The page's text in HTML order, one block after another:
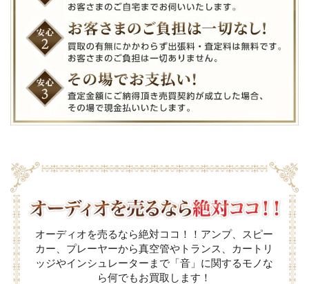
オーディオを売るなら絶対ココ！！アンプ、スピー
カー、プレーヤーから真空管やトランス、カートリ
ッジやインシュレーターまで「音」に関するモノな
ら何でもお買取します！